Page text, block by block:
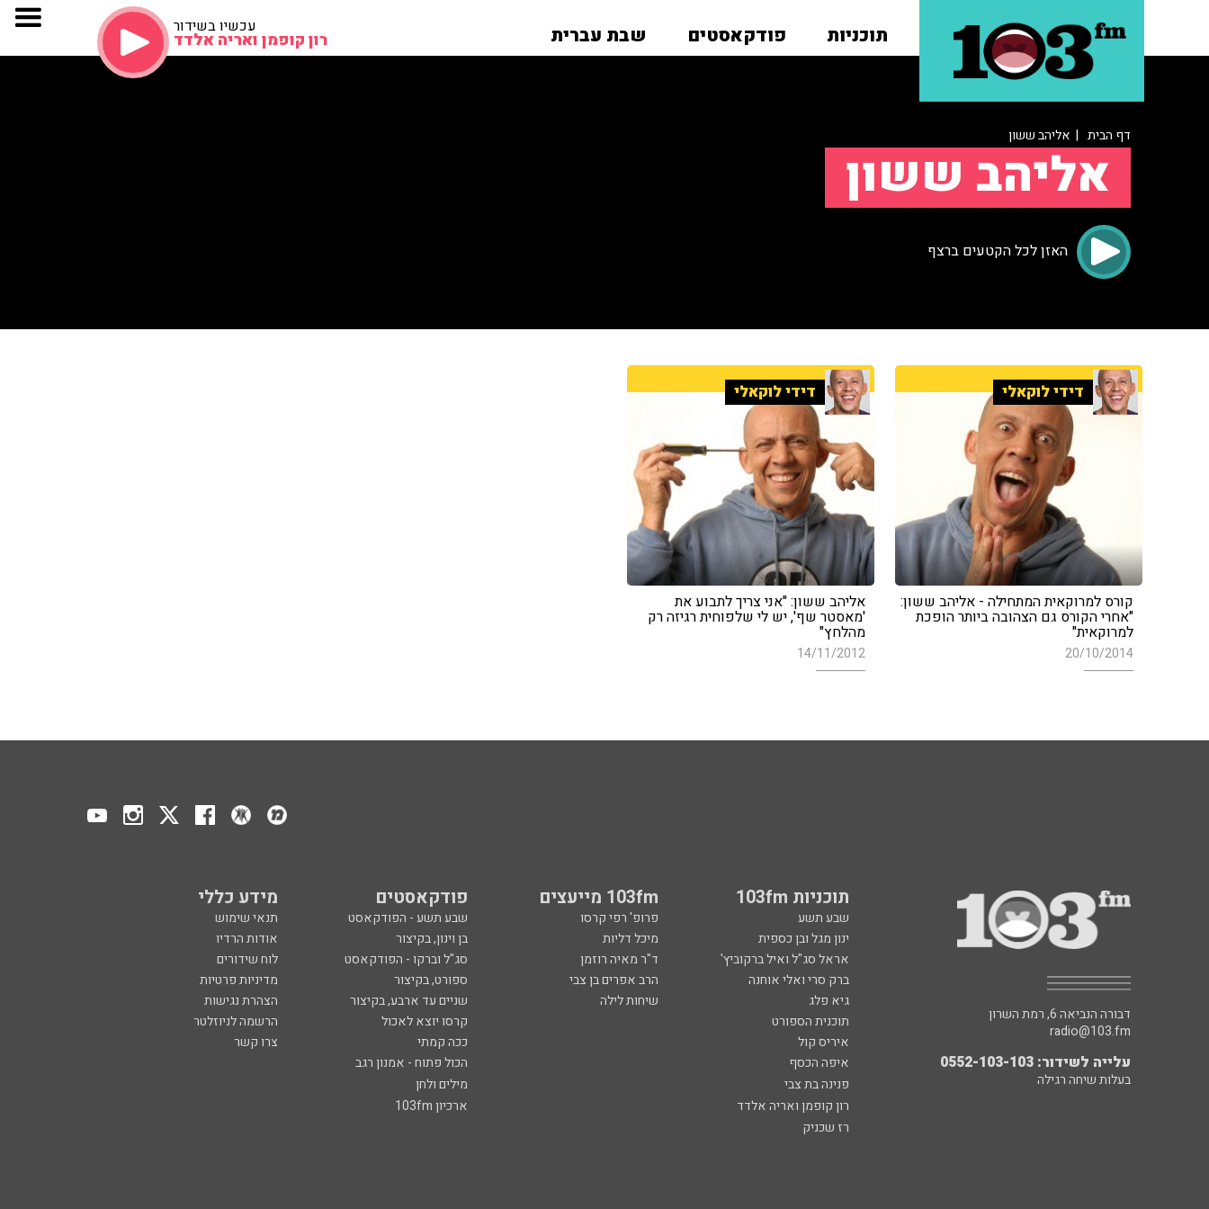
תוכניות פודקאסטים שבת עברית עכשיו בשידור
רון קופמן ואריה אלדד
דף הבית | אליהב ששון
אליהב ששון
האזן לכל הקטעים ברצף
דידי לוקאלי
קורס למרוקאית המתחילה - אליהב ששון:
"אחרי הקורס גם הצהובה ביותר הופכת
למרוקאית"
20/10/2014
דידי לוקאלי
אליהב ששון: "אני צריך לתבוע את
'מאסטר שף', יש לי שלפוחית רגיזה רק
מהלחץ"
14/11/2012
תוכניות 103fm 103fm מייעצים פודקאסטים מידע כללי
שבע תשע פרופ' רפי קרסו שבע תשע - הפודקאסט
תנאי שימוש
ינון מגל ובן כספית
מיכל דליות בן וינון, בקיצור
אודות הרדיו
אראל סג"ל ואיל ברקוביץ'
ד"ר מאיה רוזמן סג"ל וברקו - הפודקאסט
לוח שידורים
ברק סרי ואלי אוחנה
הרב אפרים בן צבי ספורט, בקיצור
מדיניות פרטיות
גיא פלג
שיחות לילה שניים עד ארבע, בקיצור
הצהרת נגישות
תוכנית הספורט
קרסו יוצא לאכול
הרשמה לניוזלטר
איריס קול
ככה קמתי
צרו קשר
איפה הכסף
הכול פתוח - אמנון רגב
פנינה בת צבי
מילים ולחן
רון קופמן ואריה אלדד
ארכיון 103fm
רז שכניק
דבורה הנביאה 6, רמת השרון
radio@103.fm
עלייה לשידור: 0552-103-103
בעלות שיחה רגילה